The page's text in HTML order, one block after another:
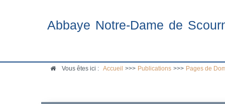
Abbaye Notre-Dame de
Vous êtes ici : Accueil >>> Publications >>> Pages de